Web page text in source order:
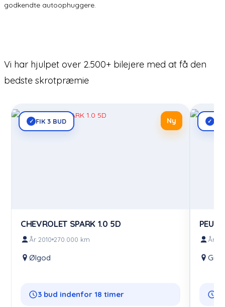
godkendte autoophuggere.
Vi har hjulpet over 2.500+ bilejere med at få den
bedste skrotpræmie
✓ FIK 3 BUD Ny
CHEVROLET SPARK 1.0 5D
År 2010 270.000 km
Ølgod
3 bud indenfor 18 timer
✓
År